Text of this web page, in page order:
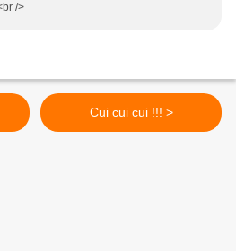
/>
Cui cui cui !!! >